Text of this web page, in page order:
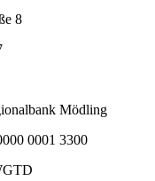
8
Mödling
0001 3300